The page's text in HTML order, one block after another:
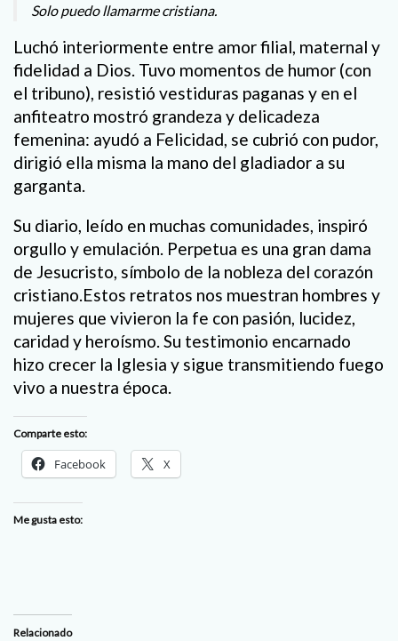
Solo puedo llamarme cristiana.
Luchó interiormente entre amor filial, maternal y
fidelidad a Dios. Tuvo momentos de humor (con
el tribuno), resistió vestiduras paganas y en el
anfiteatro mostró grandeza y delicadeza
femenina: ayudó a Felicidad, se cubrió con pudor,
dirigió ella misma la mano del gladiador a su
garganta.
Su diario, leído en muchas comunidades, inspiró
orgullo y emulación. Perpetua es una gran dama
de Jesucristo, símbolo de la nobleza del corazón
cristiano.Estos retratos nos muestran hombres y
mujeres que vivieron la fe con pasión, lucidez,
caridad y heroísmo. Su testimonio encarnado
hizo crecer la Iglesia y sigue transmitiendo fuego
vivo a nuestra época.
Comparte esto:
Facebook X
Me gusta esto:
Relacionado